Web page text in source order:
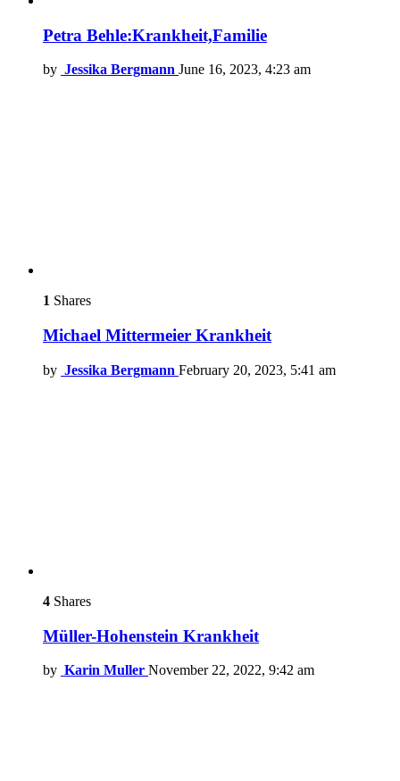
Petra Behle:Krankheit,Familie
by Jessika Bergmann June 16, 2023, 4:23 am
1 Shares
Michael Mittermeier Krankheit
by Jessika Bergmann February 20, 2023, 5:41 am
4 Shares
Müller-Hohenstein Krankheit
by Karin Muller November 22, 2022, 9:42 am